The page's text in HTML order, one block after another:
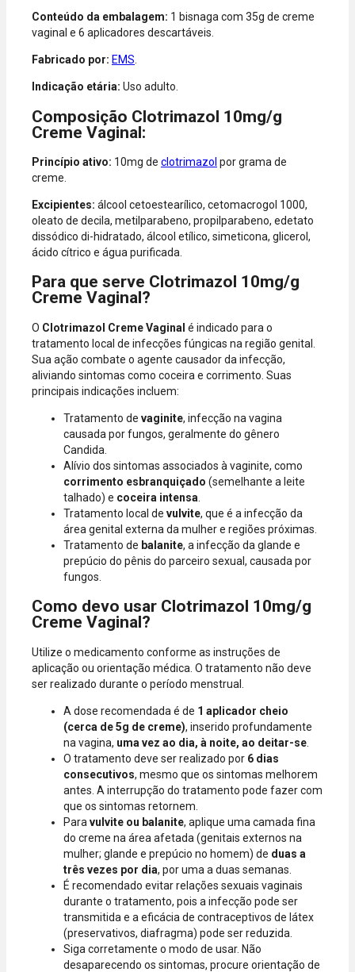
American
Express, Elo e
Diners.
Conteúdo da embalagem: 1 bisnaga com 35g de creme
vaginal e 6 aplicadores descartáveis.
Fabricado por: EMS
Indicação etária: Uso adulto.
Composição Clotrimazol 10mg/g
Creme Vaginal:
Princípio ativo: 10mg de clotrimazol por grama de
creme.
Excipientes: álcool cetoestearílico, cetomacrogol 1000,
oleato de decila, metilparabeno, propilparabeno, edetato
dissódico di-hidratado, álcool etílico, simeticona, glicerol,
ácido cítrico e água purificada.
Para que serve Clotrimazol 10mg/g
Creme Vaginal?
O Clotrimazol Creme Vaginal é indicado para o
tratamento local de infecções fúngicas na região genital.
Sua ação combate o agente causador da infecção,
aliviando sintomas como coceira e corrimento. Suas
principais indicações incluem:
Tratamento de vaginite, infecção na vagina
causada por fungos, geralmente do gênero
Candida.
Alívio dos sintomas associados à vaginite, como
corrimento esbranquiçado (semelhante a leite
talhado) e coceira intensa
Tratamento local de vulvite, que é a infecção da
área genital externa da mulher e regiões próximas.
Tratamento de balanite, a infecção da glande e
prepúcio do pênis do parceiro sexual, causada por
fungos.
Como devo usar Clotrimazol 10mg/g
Creme Vaginal?
Utilize o medicamento conforme as instruções de
aplicação ou orientação médica. O tratamento não deve
ser realizado durante o período menstrual.
A dose recomendada é de 1 aplicador cheio
(cerca de 5g de creme), inserido profundamente
na vagina, uma vez ao dia, à noite, ao deitar-se
O tratamento deve ser realizado por 6 dias
consecutivos, mesmo que os sintomas melhorem
antes. A interrupção do tratamento pode fazer com
que os sintomas retornem.
Para vulvite ou balanite, aplique uma camada fina
do creme na área afetada (genitais externos na
mulher; glande e prepúcio no homem) de duas a
três vezes por dia, por uma a duas semanas.
É recomendado evitar relações sexuais vaginais
durante o tratamento, pois a infecção pode ser
transmitida e a eficácia de contraceptivos de látex
(preservativos, diafragma) pode ser reduzida.
Siga corretamente o modo de usar. Não
desaparecendo os sintomas, procure orientação de